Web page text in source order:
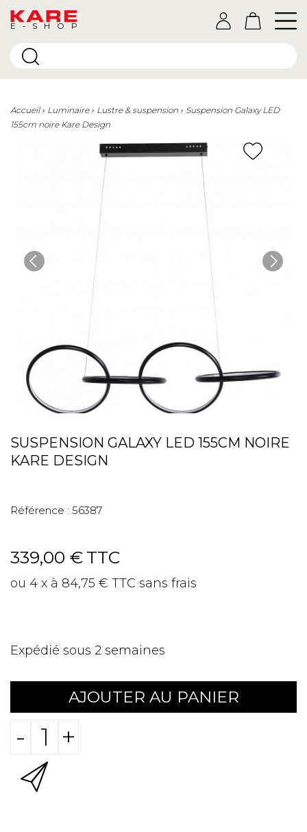
E-SHOP
Accueil Luminaire Lustre & suspension
Suspension Galaxy LED
155cm noire Kare Design
SUSPENSION GALAXY LED 155CM NOIRE
KARE DESIGN
Référence : 56387
339,00 € TTC
ou 4 x à 84,75 € TTC sans frais
Expédié sous 2 semaines
AJOUTER AU PANIER
- +